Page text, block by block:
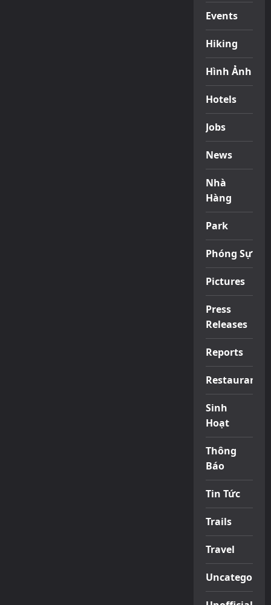
Events
Hiking
Hình Ảnh
Hotels
Jobs
News
Nhà
Hàng
Park
Phóng Sự
Pictures
Press
Releases
Reports
Restaurants
Sinh
Hoạt
Thông
Báo
Tin Tức
Trails
Travel